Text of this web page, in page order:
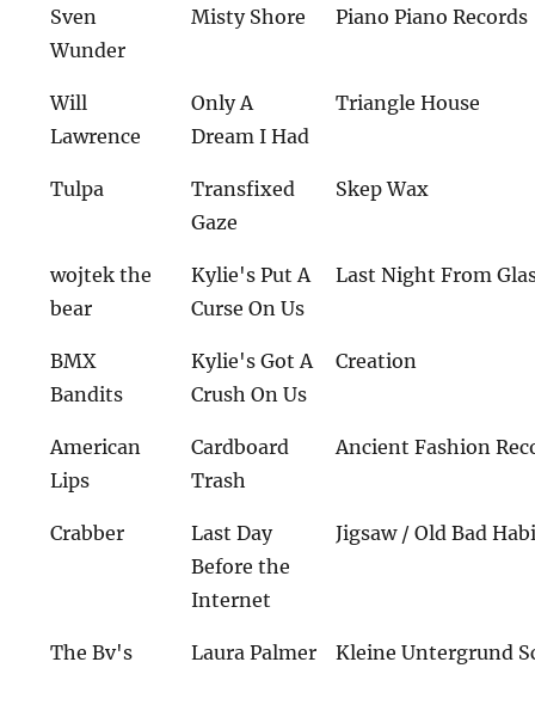
Sven
Wunder
Misty Shore Piano Piano Records
Will
Lawrence
Only A
Dream I Had
Triangle House
Tulpa
Transfixed
Gaze
Skep Wax
wojtek the
bear
Kylie's Put A
Curse On Us
Last Night From
BMX
Bandits
Kylie's Got A
Crush On Us
Creation
American
Lips
Cardboard
Trash
Ancient Fashion
Crabber
Last Day
Before the
Internet
Jigsaw / Old Bad
The Bv's Laura Palmer Kleine Untergrund